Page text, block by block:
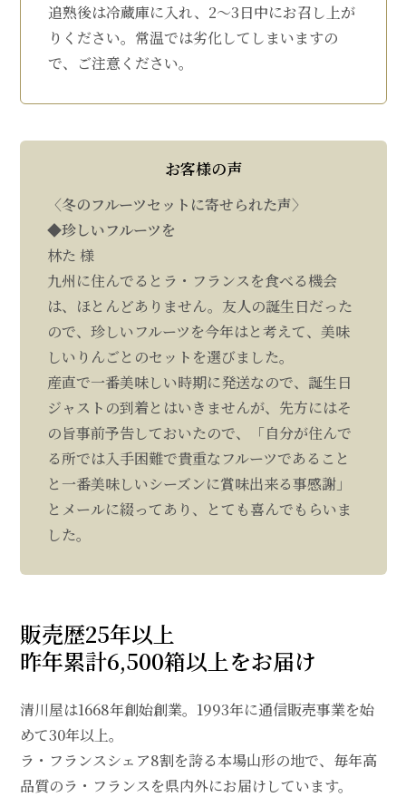
追熟後は冷蔵庫に入れ、2～3日中にお召し上が
りください。常温では劣化してしまいますの
で、ご注意ください。
お客様の声
〈冬のフルーツセットに寄せられた声〉
◆珍しいフルーツを
林た 様
九州に住んでるとラ・フランスを食べる機会
は、ほとんどありません。友人の誕生日だった
ので、珍しいフルーツを今年はと考えて、美味
しいりんごとのセットを選びました。
産直で一番美味しい時期に発送なので、誕生日
ジャストの到着とはいきませんが、先方にはそ
の旨事前予告しておいたので、「自分が住んで
る所では入手困難で貴重なフルーツであること
と一番美味しいシーズンに賞味出来る事感謝」
とメールに綴ってあり、とても喜んでもらいま
した。
販売歴25年以上
昨年累計6,500箱以上をお届け
清川屋は1668年創始創業。1993年に通信販売事業を始
めて30年以上。
ラ・フランスシェア8割を誇る本場山形の地で、毎年高
品質のラ・フランスを県内外にお届けしています。